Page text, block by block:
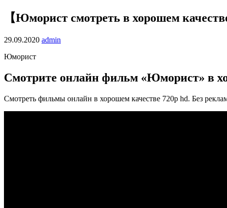
【Юморист смотреть в хорошем качестве
29.09.2020 admin
Юморист
Смотрите онлайн фильм «Юморист» в
Смотреть фильмы онлайн в хорошем качестве 720p hd. Без